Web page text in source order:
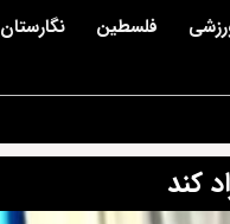
فلسطین نگارستان
کند